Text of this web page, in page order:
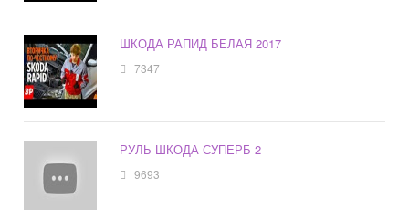
ШКОДА РАПИД БЕЛАЯ 2017
7347
РУЛЬ ШКОДА СУПЕРБ 2
9693